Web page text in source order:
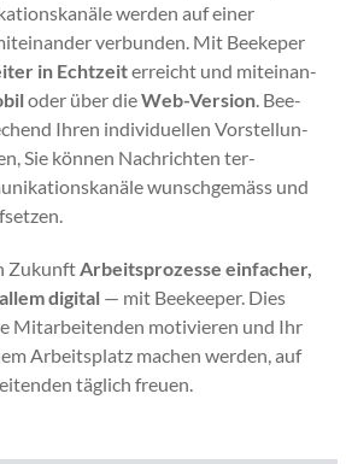
wer­den auf ein­er
ver­bun­den. Mit Beekeper
in Echtzeiterre­icht und miteinan­
oder über dieWeb-Ver­sion. Bee­
Ihren indi­vidu­ellen Vorstel­lun­
Sie kön­nen Nachricht­en ter­
wun­schgemäss und
Zukun­ftArbeit­sprozesse ein­fach­er,
dig­i­tal — mit Bee­keep­er. Dies
Mitar­bei­t­en­den motivieren und Ihr
Arbeit­splatz machen wer­den, auf
täglich freuen.